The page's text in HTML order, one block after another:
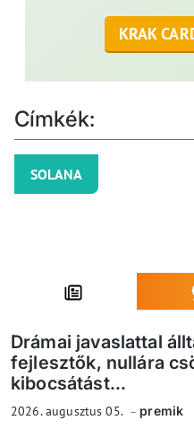
KRAK
Címkék:
SOLANA
Drámai javaslattal
fejlesztők, nullára
kibocsátást...
2026. augusztus 05. premik